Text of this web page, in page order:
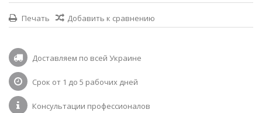
Печать Добавить к сравнению
Доставляем по всей Украине
Срок от 1 до 5 рабочих дней
Консультации профессионалов